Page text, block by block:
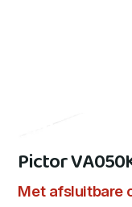
Pictor
Met afsluitbare